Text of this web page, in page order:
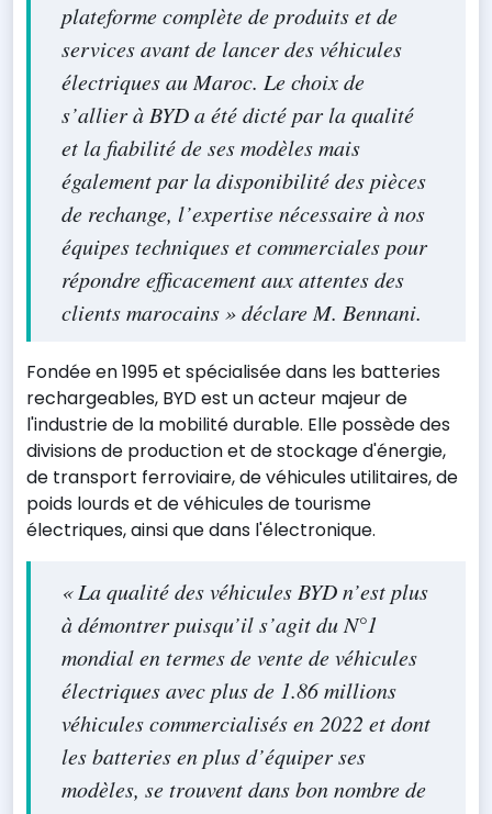
plateforme complète de produits et de
services avant de lancer des véhicules
électriques au Maroc. Le choix de
s’allier à BYD a été dicté par la qualité
et la fiabilité de ses modèles mais
également par la disponibilité des pièces
de rechange, l’expertise nécessaire à nos
équipes techniques et commerciales pour
répondre efficacement aux attentes des
clients marocains » déclare M. Bennani.
Fondée en 1995 et spécialisée dans les batteries
rechargeables, BYD est un acteur majeur de
l'industrie de la mobilité durable. Elle possède des
divisions de production et de stockage d'énergie,
de transport ferroviaire, de véhicules utilitaires, de
poids lourds et de véhicules de tourisme
électriques, ainsi que dans l'électronique.
« La qualité des véhicules BYD n’est plus
à démontrer puisqu’il s’agit du N°1
mondial en termes de vente de véhicules
électriques avec plus de 1.86 millions
véhicules commercialisés en 2022 et dont
les batteries en plus d’équiper ses
modèles, se trouvent dans bon nombre de